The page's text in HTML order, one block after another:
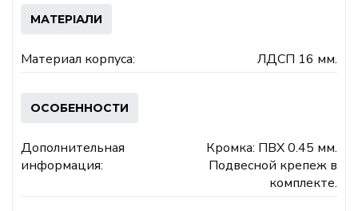
МАТЕРІАЛИ
Материал корпуса: ЛДСП 16 мм.
ОСОБЕННОСТИ
Дополнительная
информация:
Кромка: ПВХ 0.45 мм.
Подвесной крепеж в
комплекте.